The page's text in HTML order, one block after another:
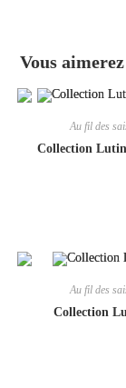
coquines
Vous
Au fil des
Collection
Au fil des
Collection